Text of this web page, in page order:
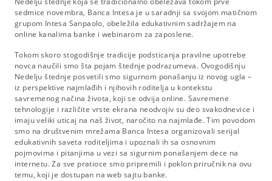
sedmice novembra, Banca Intesa je u saradnji sa svojom matičnom
grupom Intesa Sanpaolo, obeležila edukativnim sadržajem na
online kanalima banke i webinarom za zaposlene.
Tokom skoro stogodišnje tradicije podsticanja pravilne upotrebe
novca naučili smo šta pojam štednje podrazumeva. Ovogodišnju
Nedelju štednje posvetili smo sigurnom ponašanju iz novog ugla –
iz perspektive najmlađih i njihovih roditelja u kontekstu
savremenog načina života, koji se odvija online. Savremene
tehnologije i različite vrste ekrana neodvojiv su deo svakodnevice i
imaju veliki uticaj na naš život, naročito na najmlađe. Tim povodom
smo na društvenim mrežama Banca Intesa organizovali serijal
edukativnih saveta roditeljima i upoznali ih sa osnovnim
pojmovima i pitanjima u vezi sa sigurnim ponašanjem dece na
internetu. Za sve pratioce smo pripremili i poklon priručnik na ovu
temu, koji je dostupan na web sajtu banke.